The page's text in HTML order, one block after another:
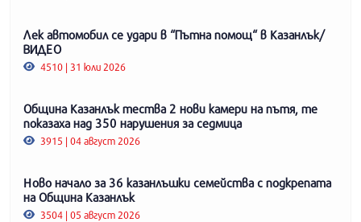
Лек автомобил се удари в “Пътна помощ“ в Казанлък/
ВИДЕО
4510 | 31 юли 2026
Община Казанлък тества 2 нови камери на пътя, те
показаха над 350 нарушения за седмица
3915 | 04 август 2026
Ново начало за 36 казанлъшки семейства с подкрепата
на Община Казанлък
3504 | 05 август 2026